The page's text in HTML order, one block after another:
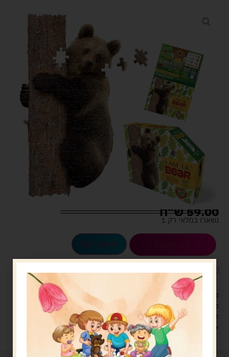
59.00ש"ח
נשארו במלאי רק 1
הוספה לסל
לארוז את המוצר באריזת מתנה5.00 ש"ח ?
מעל 329 ש"ח, משלוח עם שליח עד הבית חינם! – 0 ₪
משלוח עם שליח עד הבית: 29 ש"ח
זמן אספקה: עד 4 ימי עסקים.
איסוף עצמי: מ"ביתר טויס" רחוב בניין דוד 18, ביתר עילית.